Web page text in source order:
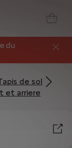
du
de sol
et arriere